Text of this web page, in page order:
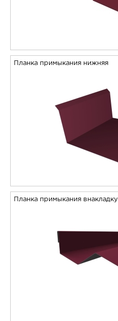
Планка примыкания нижняя
Планка примыкания внакладку